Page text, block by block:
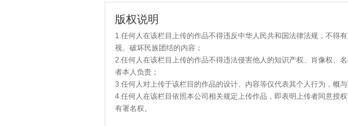
版权说明
1.任何人在该栏目上传的作品不得违反中华人民共和国法律法规，不得
视、破坏民族团结的内容；
2.任何人在该栏目上传的作品不得违法侵害他人的知识产权、肖像权、
者本人负责；
3.任何人对上传于该栏目的作品的设计、内容等仅代表其个人行为，概与
4.任何人在该栏目依照本公司相关规定上传作品，即表明上传者同意授
有署名权。